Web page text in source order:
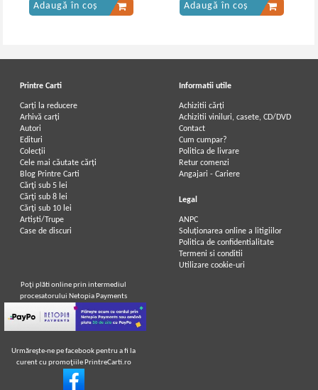
Adaugă în coș Adaugă în coș
Printre Carti
Carți la reducere
Arhivă carți
Autori
Edituri
Colecții
Cele mai căutate cărți
Blog Printre Carti
Cărţi sub 5 lei
Cărţi sub 8 lei
Cărţi sub 10 lei
Artiști/Trupe
Case de discuri
Informatii utile
Achizitii cărți
Achizitii viniluri, casete, CD/DVD
Contact
Cum cumpar?
Politica de livrare
Retur comenzi
Angajari - Cariere
Legal
ANPC
Soluționarea online a litigiilor
Politica de confidentialitate
Termeni si conditii
Utilizare cookie-uri
Poţi plăti online prin intermediul
procesatorului Netopia Payments
Urmăreşte-ne pe facebook pentru a fi la
curent cu promoţiile PrintreCarti.ro